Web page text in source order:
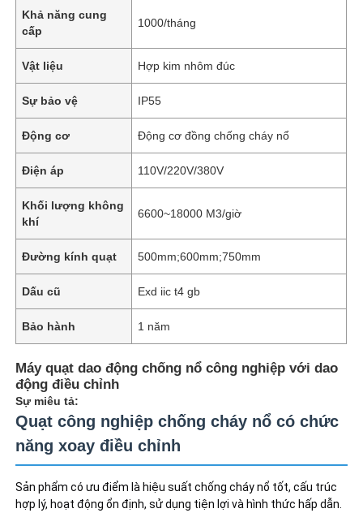
Khả năng cung
cấp
1000/tháng
Vật liệu Hợp kim nhôm đúc
Sự bảo vệ IP55
Động cơ Động cơ đồng chống cháy nổ
Điện áp 110V/220V/380V
Khối lượng không
khí
6600~18000 M3/giờ
Đường kính quạt 500mm;600mm;750mm
Dấu cũ Exd iic t4 gb
Bảo hành 1 năm
Máy quạt dao động chống nổ công nghiệp với dao
động điều chỉnh
Sự miêu tả:
Quạt công nghiệp chống cháy nổ có chức
năng xoay điều chỉnh
Sản phẩm có ưu điểm là hiệu suất chống cháy nổ tốt, cấu trúc
hợp lý, hoạt động ổn định, sử dụng tiện lợi và hình thức hấp dẫn.